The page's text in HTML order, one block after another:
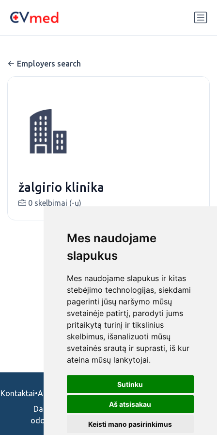
Mes naudojame
slapukus
Mes naudojame slapukus ir kitas
stebėjimo technologijas, siekdami
pagerinti jūsų naršymo mūsų
svetainėje patirtį, parodyti jums
pritaikytą turinį ir tikslinius
skelbimus, išanalizuoti mūsų
svetainės srautą ir suprasti, iš kur
ateina mūsų lankytojai.
Sutinku
Aš atsisakau
Keisti mano pasirinkimus
Employers search
žalgirio klinika
0 skelbimai (-ų)
Kontaktai•Apie mus•Naudojimosi taisykės•Privatumo politika
Darbo skelbimai ir pasiūlymai: gydytojams,
odontologams, slaugytojams, veterinarams,